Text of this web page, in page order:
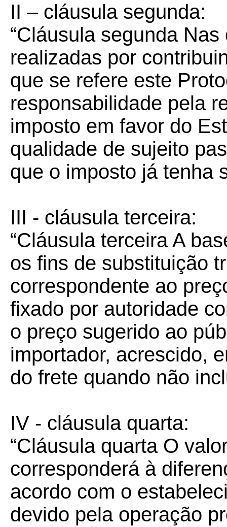
II – cláusula segunda:
“Cláusula segunda
realizadas por
que se refere este
responsabilidade pela
imposto em favor do
qualidade de sujeito
que o imposto já tenha
III - cláusula terceira:
“Cláusula terceira A
os fins de substituição
correspondente ao
fixado por autoridade
o preço sugerido ao
importador, acrescido,
do frete quando não
IV - cláusula quarta:
“Cláusula quarta O
corresponderá à
acordo com o
devido pela operação